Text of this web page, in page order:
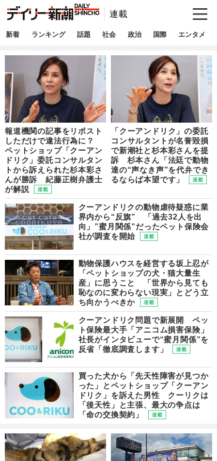
連載
新着 ランキング 話題 社会 政治 国際 エンタメ
報道機関の記事をリポスト
しただけで違法行為に？
ペットショップ「クーアン
ドリク」委託コンサルタン
トから訴えられた杉本彩さ
んが勝訴 紀藤正樹弁護士
が解説
「クーアンドリク」の委託
コンサルタントが名誉毀損
で新潮社と杉本彩さんを提
訴 杉本さん「法廷で動物
達の“声なき声”を代弁でき
るならば本望です」
クーアンドリクの動物虐待疑惑に業
界内から“反旗” 「過去32人を出
向」”蜜月関係”だったペット保険会
社が調査を開始
動物保護ハウスを経営する坂上忍が
「ペットショップの犬・猫大量生
産」に思うこと 「世界から見ても
恥なのに変わらない現実」とどう立
ち向かうべきか
クーアンドリク問題で新展開 ペッ
ト保険最大手「アニコム損害保険」
社長がインタビューで“蜜月関係”を
反省「徹底調査します」
買った犬から「先天性障害が見つか
った」とペットショップ「クーアン
ドリク」を訴えた男性 クーリクは
「後天性」と主張、最大の争点は
「命の交換契約」